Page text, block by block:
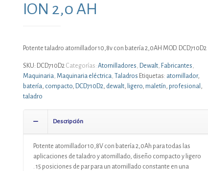
ION 2,0 AH
Potente taladro atornillador 10,8v con batería 2,0AH MOD. DCD710D2
SKU: DCD710D2 Categorías: Atornilladores, Dewalt, Fabricantes,
Maquinaria, Maquinaria eléctrica, Taladros Etiquetas: atornillador,
batería, compacto, DCD710D2, dewalt, ligero, maletín, profesional ,
taladro
Descripción
Potente atornillador 10,8V con batería 2,0Ah para todas las
aplicaciones de taladro y atornillado, diseño compacto y ligero
. 15 posiciones de par para un atornillado constante en una